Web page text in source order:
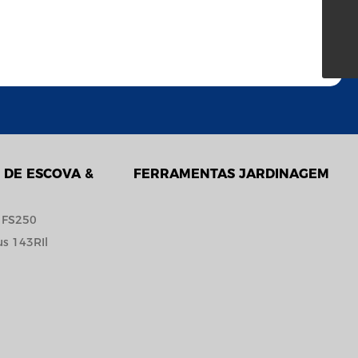
ESCOVA &
143RIl
FERRAMENTAS JARDINAGEM